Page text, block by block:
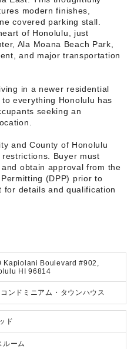
modern finishes,
covered parking stall.
of Honolulu, just
Ala Moana Beach Park,
and major transportation
in a newer residential
everything Honolulu has
seeking an
and County of Honolulu
Buyer must
obtain approval from the
(DPP) prior to
for details and qualification
Kapiolani Boulevard #902,
HI 96814
ンドミニアム・タウンハウス
ド
ルーム